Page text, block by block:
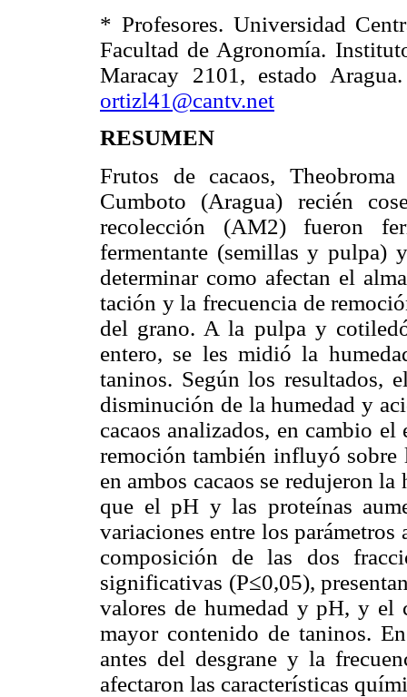
* Profesores. Universidad
Facultad de Agronomía.
Maracay 2101, estado
ortizl41@cantv.net
RESUMEN
Frutos de cacaos,
Cumboto (Aragua) recién
recolección (AM2) fueron
fermentante (semillas y pulpa)
determinar como afectan el
tación y la frecuencia de
del grano. A la pulpa y
entero, se les midió la
taninos. Según los resultados,
disminución de la humedad y
cacaos analizados, en cambio
remoción también influyó sobre
en ambos cacaos se redujeron
que el pH y las proteínas
variaciones entre los parámetros
composición de las dos
significativas (P≤0,05),
valores de humedad y pH, y el
mayor conte­nido de taninos.
antes del desgrane y la
afectaron las características